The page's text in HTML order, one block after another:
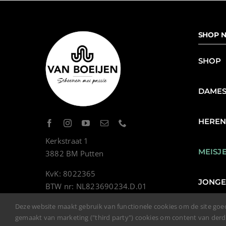
Kerkstraat 1
3882 BM Putten
KvK: 8022365
BTW nr: NL823690234.D.01
SHOP
SHOP
HEREN
Deze website maakt gebruik van functionele cookies om de site
gemaakt van marketing ("third party") cookies om content van